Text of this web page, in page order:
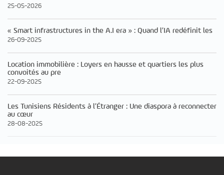
25-05-2026
« Smart infrastructures in the A.I era » : Quand l’IA redéfinit les
26-09-2025
Location immobilière : Loyers en hausse et quartiers les plus
convoités au pre
22-09-2025
Les Tunisiens Résidents à l’Étranger : Une diaspora à reconnecter
au cœur
28-08-2025